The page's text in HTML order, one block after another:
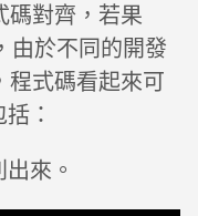
碼對齊，若果
由於不同的開發
程式碼看起來可
：
來。